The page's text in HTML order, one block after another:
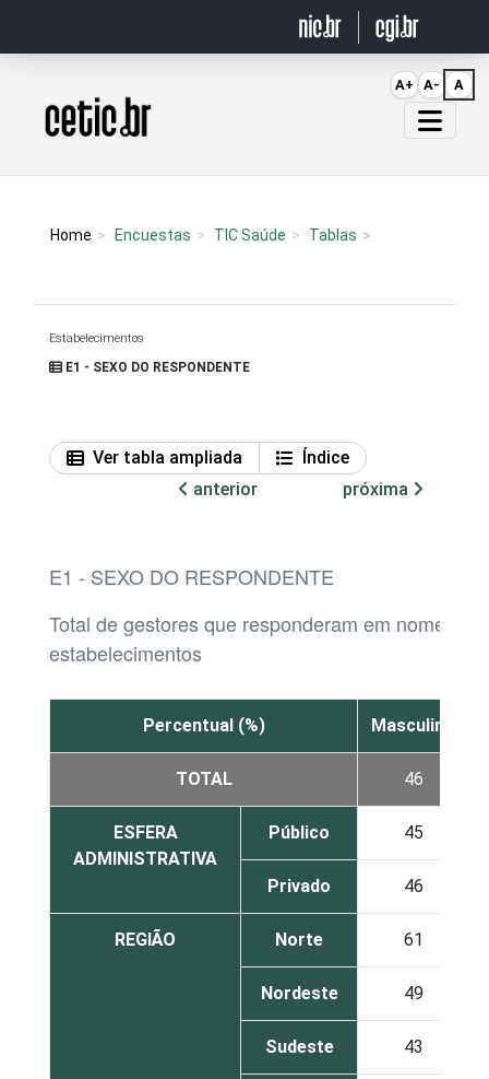
Página inicial
Home Encuestas TIC Saúde Tablas
Estabelecimentos
E1 - SEXO DO RESPONDENTE
Ver tabla ampliada
Índice
anterior
próxima
E1 - SEXO DO RESPONDENTE
Total de gestores que responderam em nome dos
estabelecimentos
Percentual (%) Masculino
TOTAL 46
ESFERA
ADMINISTRATIVA
Público 45
Privado 46
REGIÃO Norte 61
Nordeste 49
Sudeste 43
A+ A- A